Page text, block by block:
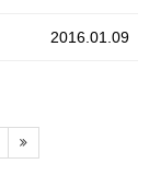
2016.01.09